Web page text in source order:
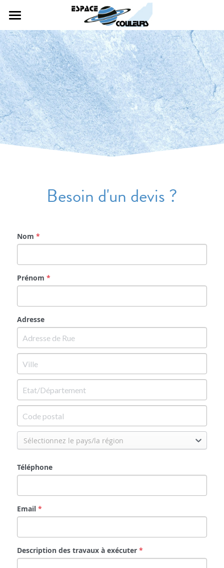
Accueil
Nos services
Les sols
Les murs
Les plafonds
Les façades extérieurs
Devis
Contact
Besoin d'un devis ?
Nom *
Prénom *
Adresse
Sélectionnez le pays/la région
Téléphone
Email*
Description des travaux à exécuter*